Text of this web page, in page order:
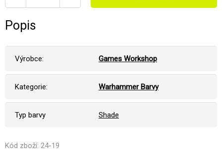
Popis
Výrobce: Games Workshop
Kategorie: Warhammer Barvy
Typ barvy Shade
Kód zboží: 24-19